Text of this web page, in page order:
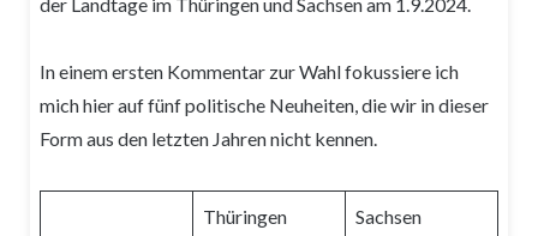
In einem ersten Kommentar zur Wahl fokussiere ich
mich hier auf fünf politische Neuheiten, die wir in dieser
Form aus den letzten Jahren nicht kennen.
Thüringen Sachsen